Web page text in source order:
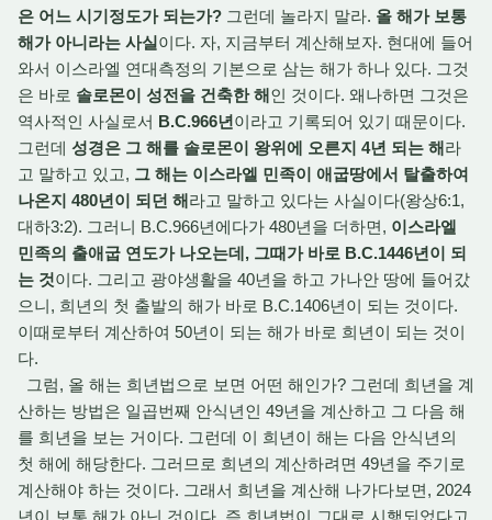
은 어느 시기정도가 되는가? 그런데 놀라지 말라. 올 해가 보통
해가 아니라는 사실이다. 자, 지금부터 계산해보자. 현대에 들어
와서 이스라엘 연대측정의 기본으로 삼는 해가 하나 있다. 그것
은 바로 솔로몬이 성전을 건축한 해인 것이다. 왜나하면 그것은
역사적인 사실로서 B.C.966년이라고 기록되어 있기 때문이다.
그런데 성경은 그 해를 솔로몬이 왕위에 오른지 4년 되는 해라
고 말하고 있고, 그 해는 이스라엘 민족이 애굽땅에서 탈출하여
나온지 480년이 되던 해라고 말하고 있다는 사실이다(왕상6:1,
대하3:2). 그러니 B.C.966년에다가 480년을 더하면, 이스라엘
민족의 출애굽 연도가 나오는데, 그때가 바로 B.C.1446년이 되
는 것이다. 그리고 광야생활을 40년을 하고 가나안 땅에 들어갔
으니, 희년의 첫 출발의 해가 바로 B.C.1406년이 되는 것이다.
이때로부터 계산하여 50년이 되는 해가 바로 희년이 되는 것이
다.
그럼, 올 해는 희년법으로 보면 어떤 해인가? 그런데 희년을 계
산하는 방법은 일곱번째 안식년인 49년을 계산하고 그 다음 해
를 희년을 보는 거이다. 그런데 이 희년이 해는 다음 안식년의
첫 해에 해당한다. 그러므로 희년의 계산하려면 49년을 주기로
계산해야 하는 것이다. 그래서 희년을 계산해 나가다보면, 2024
년이 보통 해가 아닌 것이다. 즉 희년법이 그대로 시행되었다고